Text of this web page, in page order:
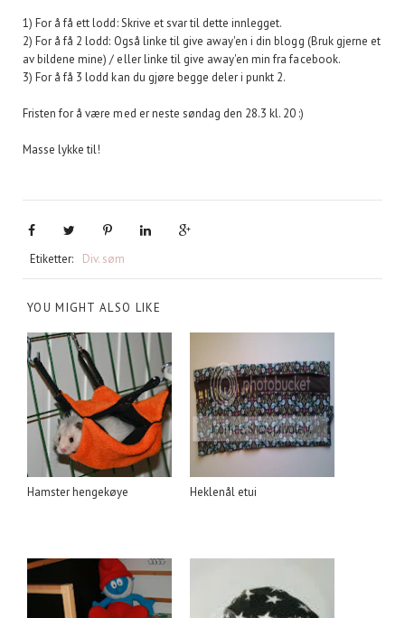
1) For å få ett lodd: Skrive et svar til dette innlegget.
2) For å få 2 lodd: Også linke til give away'en i din blogg (Bruk gjerne et
av bildene mine) / eller linke til give away'en min fra facebook.
3) For å få 3 lodd kan du gjøre begge deler i punkt 2.
Fristen for å være med er neste søndag den 28.3 kl. 20 :)
Masse lykke til!
Etiketter: Div. søm
YOU MIGHT ALSO LIKE
Hamster hengekøye Heklenål etui